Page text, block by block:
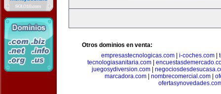
Otros dominios en venta:
empresastecnologicas.com
i-coches.com
tecnologiasanitaria.com|
juegosydiversion.com
marcadora.com| nombrecomercial.com|